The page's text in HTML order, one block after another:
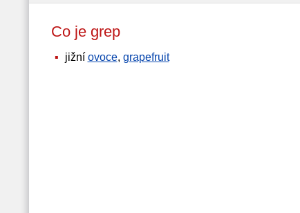
Co je grep
jižní ovoce, grapefruit